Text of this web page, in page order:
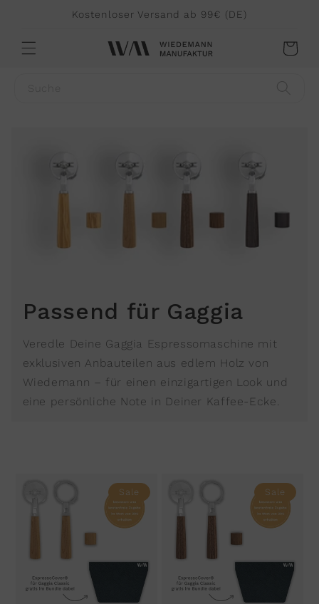
Kostenloser Versand ab 99€ (DE)
Warenkorb
Passend für Gaggia
Veredle Deine Gaggia Espressomaschine mit
exklusiven Anbauteilen aus edlem Holz von
Wiedemann – für einen einzigartigen Look und
eine persönliche Note in Deiner Kaffee-Ecke.
Sale Sale